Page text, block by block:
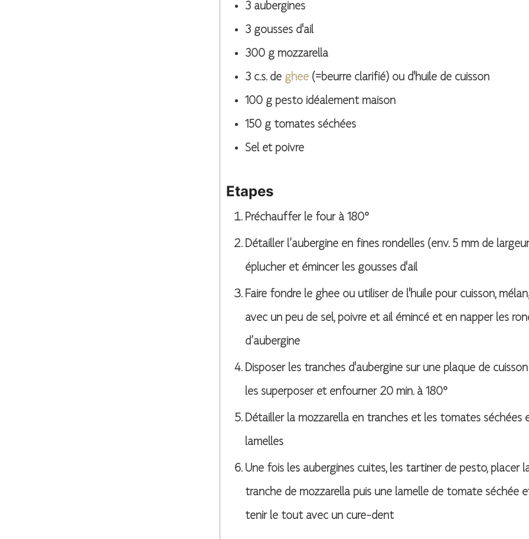
3 aubergines
3 gousses d'ail
300 g mozzarella
3 c.s. de ghee (=beurre clarifié) ou d'huile de cuisson
100 g pesto idéalement maison
150 g tomates séchées
Sel et poivre
Etapes
Préchauffer le four à 180°
Détailler l’aubergine en fines rondelles (env. 5 mm de
éplucher et émincer les gousses d'ail
Faire fondre le ghee ou utiliser de l'huile pour cuisson,
avec un peu de sel, poivre et ail émincé et en napper les
d’aubergine
Disposer les tranches d'aubergine sur une plaque de
les superposer et enfourner 20 min. à 180°
Détailler la mozzarella en tranches et les tomates séchées
lamelles
Une fois les aubergines cuites, les tartiner de pesto, placer
tranche de mozzarella puis une lamelle de tomate séchée
tenir le tout avec un cure-dent